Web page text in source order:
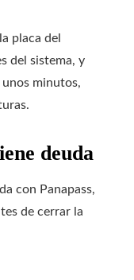
placa del
del sistema, y
minutos,
deuda
con Panapass,
de cerrar la